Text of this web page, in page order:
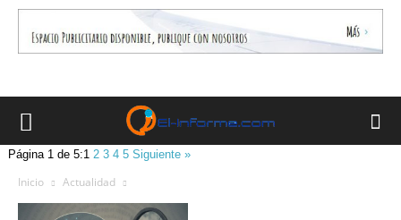
Página 1 de 5:12 3 4 5 Siguiente »
Inicio Actualidad